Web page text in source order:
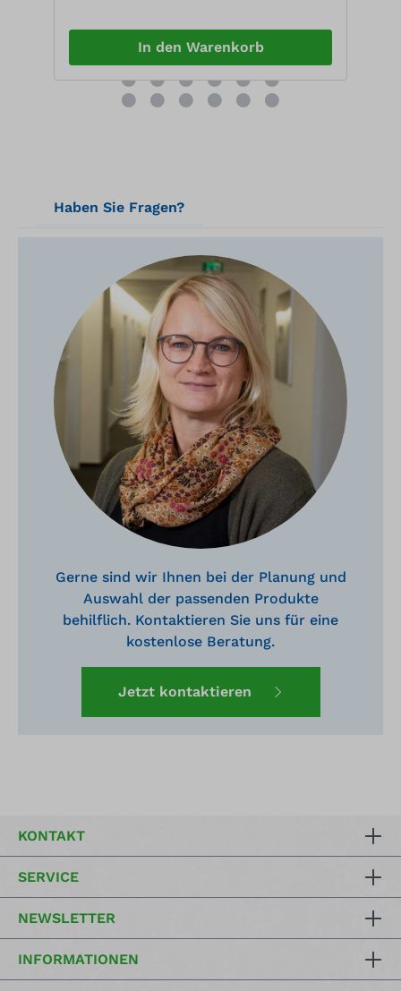
In den Warenkorb
Haben Sie Fragen?
Gerne sind wir Ihnen bei der Planung und
Auswahl der passenden Produkte
behilflich. Kontaktieren Sie uns für eine
kostenlose Beratung.
Jetzt kontaktieren
KONTAKT
SERVICE
NEWSLETTER
INFORMATIONEN